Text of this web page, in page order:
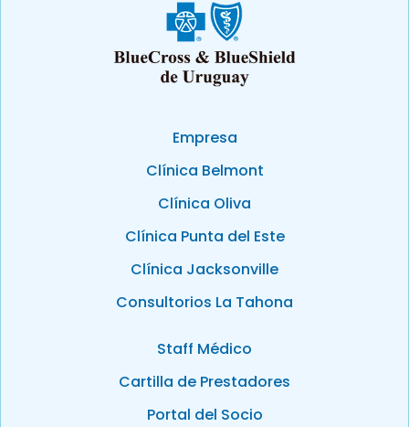
Empresa
Clínica Belmont
Clínica Oliva
Clínica Punta del Este
Clínica Jacksonville
Consultorios La Tahona
Staff Médico
Cartilla de Prestadores
Portal del Socio